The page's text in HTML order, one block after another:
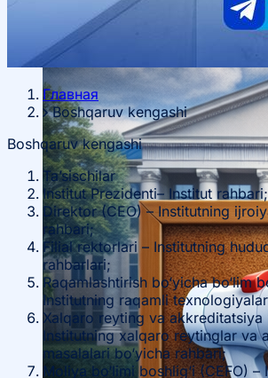
Ta’lim yoʻnalishlari haqida
Bakalavr
Xorijiy stajirovkalar
Главная
Boshqaruv kengashi
Boshqaruv kengashi
Ta’sischilar
Institut Prezidenti– Institut rahbari;
Direktor (CEO) – Institutning
rahbari;
Filial rektorlari – Institutning
rahbarlari;
Raqamlashtirish bo‘yicha bo‘lim
Institutning raqamli
Xalqaro reyting va akkreditatsiya
Institutning xalqaro reytinglar va
masalalari bo‘yicha rahbari;
Moliya bo‘limi boshlig‘i (CEFO) –